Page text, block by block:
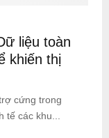
liệu toàn
khiến thị
cứng trong
các khu...